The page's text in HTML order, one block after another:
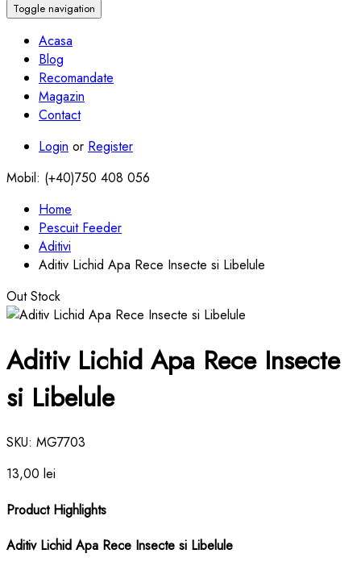
Toggle navigation
Acasa
Blog
Recomandate
Magazin
Contact
Login or Register
Mobil: (+40)750 408 056
Home
Pescuit Feeder
Aditivi
Aditiv Lichid Apa Rece Insecte si Libelule
Out Stock
Aditiv Lichid Apa Rece Insecte
si Libelule
SKU: MG7703
13,00 lei
Product Highlights
Aditiv Lichid Apa Rece Insecte si Libelule